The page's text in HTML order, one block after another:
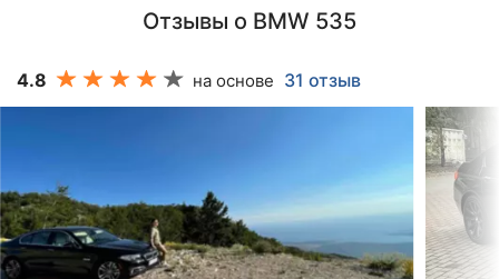
Отзывы о BMW 535
4.8 на основе 31 отзыв